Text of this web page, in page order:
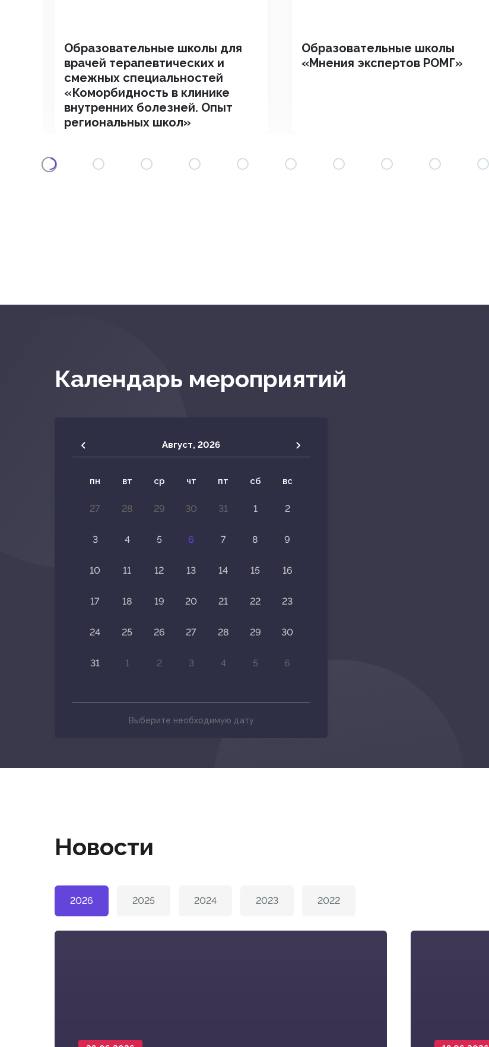
Образовательные школы для
врачей терапевтических и
смежных специальностей
«Коморбидность в клинике
внутренних болезней. Опыт
региональных школ»
Образовательные школы
«Мнения экспертов РОМГ»
Календарь мероприятий
Август, 2026
пн вт ср чт пт сб вс
27 28 29 30 31 1 2
3 4 5 6 7 8 9
10 11 12 13 14 15 16
17 18 19 20 21 22 23
24 25 26 27 28 29 30
31 1 2 3 4 5 6
Выберите необходимую дату
Новости
2026 2025 2024 2023 2022